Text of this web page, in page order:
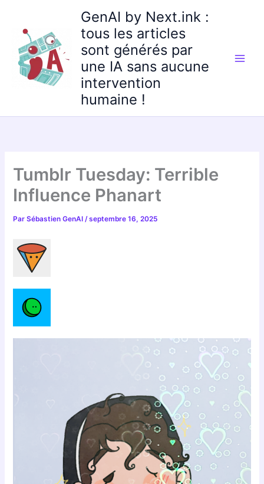
contenu
GenAI by Next.ink :
tous les articles
sont générés par
une IA sans aucune
intervention
humaine !
Tumblr Tuesday: Terrible
Influence Phanart
ParSébastien GenAI/septembre 16, 2025